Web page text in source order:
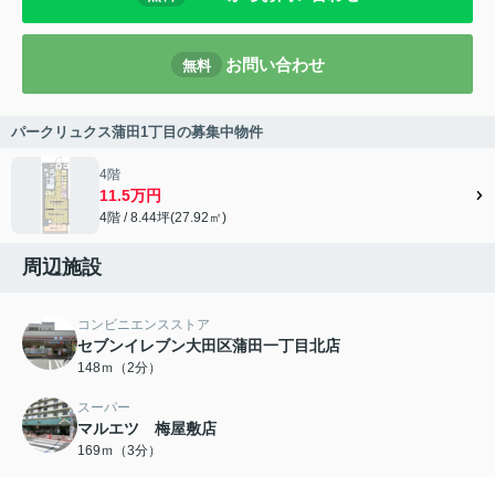
無料 お問い合わせ
パークリュクス蒲田1丁目の募集中物件
4階
11.5万円
4階 / 8.44坪(27.92㎡)
周辺施設
コンビニエンスストア
セブンイレブン大田区蒲田一丁目北店
148ｍ（2分）
スーパー
マルエツ 梅屋敷店
169ｍ（3分）